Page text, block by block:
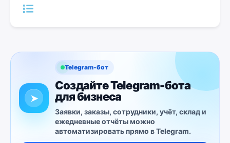
➤
Telegram-бот
Создайте Telegram-бота
для бизнеса
Заявки, заказы, сотрудники, учёт, склад и
ежедневные отчёты можно
автоматизировать прямо в Telegram.